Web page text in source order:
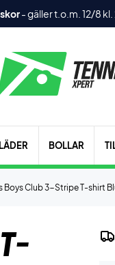
-gäller t.o.m. 12/8
BOLLAR
Boys Club 3-Stripe T-shirt